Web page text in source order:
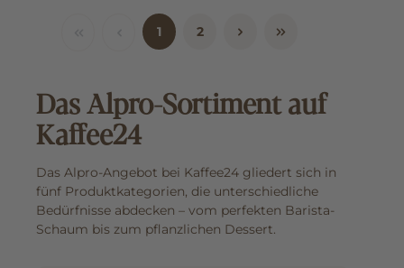
1 2
Das Alpro-Sortiment auf
Kaffee24
Das Alpro-Angebot bei Kaffee24 gliedert sich in
fünf Produktkategorien, die unterschiedliche
Bedürfnisse abdecken – vom perfekten Barista-
Schaum bis zum pflanzlichen Dessert.